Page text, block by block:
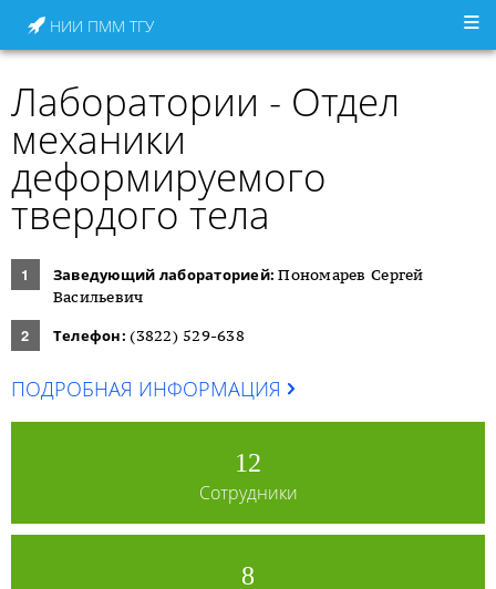
НИИ ПММ ТГУ
Лаборатории - Отдел
механики
деформируемого
твердого тела
Заведующий лабораторией:Пономарев Сергей
Васильевич
Телефон:(3822) 529-638
ПОДРОБНАЯ ИНФОРМАЦИЯ
12
Сотрудники
8